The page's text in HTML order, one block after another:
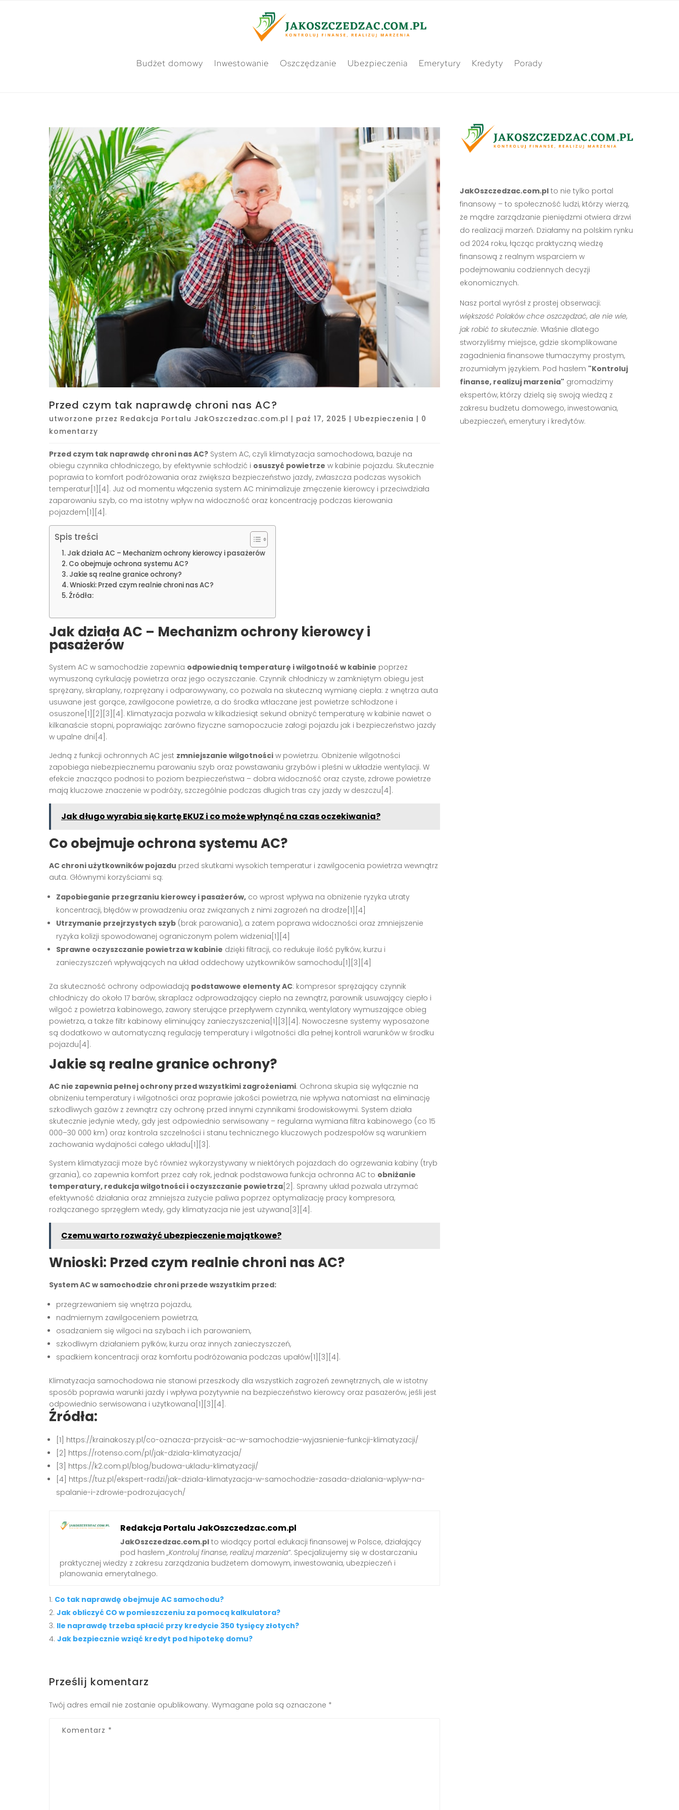
Budżet domowy Inwestowanie Oszczędzanie Ubezpieczenia Emerytury Kredyty Porady
Przed czym tak naprawdę chroni nas AC?
utworzone przez Redakcja Portalu JakOszczedzac.com.pl | paź 17, 2025 | Ubezpieczenia | 0
komentarzy
Przed czym tak naprawdę chroni nas AC? System AC, czyli klimatyzacja samochodowa, bazuje na
obiegu czynnika chłodniczego, by efektywnie schłodzić i osuszyć powietrze w kabinie pojazdu. Skutecznie
poprawia to komfort podróżowania oraz zwiększa bezpieczeństwo jazdy, zwłaszcza podczas wysokich
temperatur[1][4]. Już od momentu włączenia system AC minimalizuje zmęczenie kierowcy i przeciwdziała
zaparowaniu szyb, co ma istotny wpływ na widoczność oraz koncentrację podczas kierowania
pojazdem[1][4].
Spis treści
Jak działa AC – Mechanizm ochrony kierowcy i pasażerów
Co obejmuje ochrona systemu AC?
Jakie są realne granice ochrony?
Wnioski: Przed czym realnie chroni nas AC?
Źródła:
Jak działa AC – Mechanizm ochrony kierowcy i
pasażerów
System AC w samochodzie zapewnia odpowiednią temperaturę i wilgotność w kabinie poprzez
wymuszoną cyrkulację powietrza oraz jego oczyszczanie. Czynnik chłodniczy w zamkniętym obiegu jest
sprężany, skraplany, rozprężany i odparowywany, co pozwala na skuteczną wymianę ciepła: z wnętrza auta
usuwane jest gorące, zawilgocone powietrze, a do środka wtłaczane jest powietrze schłodzone i
osuszone[1][2][3][4]. Klimatyzacja pozwala w kilkadziesiąt sekund obniżyć temperaturę w kabinie nawet o
kilkanaście stopni, poprawiając zarówno fizyczne samopoczucie załogi pojazdu jak i bezpieczeństwo jazdy
w upalne dni[4].
Jedną z funkcji ochronnych AC jest zmniejszanie wilgotności w powietrzu. Obniżenie wilgotności
zapobiega niebezpiecznemu parowaniu szyb oraz powstawaniu grzybów i pleśni w układzie wentylacji. W
efekcie znacząco podnosi to poziom bezpieczeństwa – dobra widoczność oraz czyste, zdrowe powietrze
mają kluczowe znaczenie w podróży, szczególnie podczas długich tras czy jazdy w deszczu[4].
Jak długo wyrabia się kartę EKUZ i co może wpłynąć na czas oczekiwania?
Co obejmuje ochrona systemu AC?
AC chroni użytkowników pojazdu przed skutkami wysokich temperatur i zawilgocenia powietrza wewnątrz
auta. Głównymi korzyściami są:
Zapobieganie przegrzaniu kierowcy i pasażerów, co wprost wpływa na obniżenie ryzyka utraty
koncentracji, błędów w prowadzeniu oraz związanych z nimi zagrożeń na drodze[1][4]
Utrzymanie przejrzystych szyb (brak parowania), a zatem poprawa widoczności oraz zmniejszenie
ryzyka kolizji spowodowanej ograniczonym polem widzenia[1][4]
Sprawne oczyszczanie powietrza w kabinie dzięki filtracji, co redukuje ilość pyłków, kurzu i
zanieczyszczeń wpływających na układ oddechowy użytkowników samochodu[1][3][4]
Za skuteczność ochrony odpowiadają podstawowe elementy AC: kompresor sprężający czynnik
chłodniczy do około 17 barów, skraplacz odprowadzający ciepło na zewnątrz, parownik usuwający ciepło i
wilgoć z powietrza kabinowego, zawory sterujące przepływem czynnika, wentylatory wymuszające obieg
powietrza, a także filtr kabinowy eliminujący zanieczyszczenia[1][3][4]. Nowoczesne systemy wyposażone
są dodatkowo w automatyczną regulację temperatury i wilgotności dla pełnej kontroli warunków w środku
pojazdu[4].
Jakie są realne granice ochrony?
AC nie zapewnia pełnej ochrony przed wszystkimi zagrożeniami. Ochrona skupia się wyłącznie na
obniżeniu temperatury i wilgotności oraz poprawie jakości powietrza, nie wpływa natomiast na eliminację
szkodliwych gazów z zewnątrz czy ochronę przed innymi czynnikami środowiskowymi. System działa
skutecznie jedynie wtedy, gdy jest odpowiednio serwisowany – regularna wymiana filtra kabinowego (co 15
000–30 000 km) oraz kontrola szczelności i stanu technicznego kluczowych podzespołów są warunkiem
zachowania wydajności całego układu[1][3].
System klimatyzacji może być również wykorzystywany w niektórych pojazdach do ogrzewania kabiny (tryb
grzania), co zapewnia komfort przez cały rok, jednak podstawowa funkcja ochronna AC to obniżanie
temperatury, redukcja wilgotności i oczyszczanie powietrza [2]. Sprawny układ pozwala utrzymać
efektywność działania oraz zmniejsza zużycie paliwa poprzez optymalizację pracy kompresora,
rozłączanego sprzęgłem wtedy, gdy klimatyzacja nie jest używana[3][4].
Czemu warto rozważyć ubezpieczenie majątkowe?
Wnioski: Przed czym realnie chroni nas AC?
System AC w samochodzie chroni przede wszystkim przed:
przegrzewaniem się wnętrza pojazdu,
nadmiernym zawilgoceniem powietrza,
osadzaniem się wilgoci na szybach i ich parowaniem,
szkodliwym działaniem pyłków, kurzu oraz innych zanieczyszczeń,
spadkiem koncentracji oraz komfortu podróżowania podczas upałów[1][3][4].
Klimatyzacja samochodowa nie stanowi przeszkody dla wszystkich zagrożeń zewnętrznych, ale w istotny
sposób poprawia warunki jazdy i wpływa pozytywnie na bezpieczeństwo kierowcy oraz pasażerów, jeśli jest
odpowiednio serwisowana i użytkowana[1][3][4].
Źródła:
[1] https://krainakoszy.pl/co-oznacza-przycisk-ac-w-samochodzie-wyjasnienie-funkcji-klimatyzacji/
[2] https://rotenso.com/pl/jak-dziala-klimatyzacja/
[3] https://k2.com.pl/blog/budowa-ukladu-klimatyzacji/
[4] https://tuz.pl/ekspert-radzi/jak-dziala-klimatyzacja-w-samochodzie-zasada-dzialania-wplyw-na-
spalanie-i-zdrowie-podrozujacych/
Redakcja Portalu JakOszczedzac.com.pl
JakOszczedzac.com.pl to wiodący portal edukacji finansowej w Polsce, działający
pod hasłem„Kontroluj finanse, realizuj marzenia”. Specjalizujemy się w dostarczaniu
praktycznej wiedzy z zakresu zarządzania budżetem domowym, inwestowania, ubezpieczeń i
planowania emerytalnego.
Co tak naprawdę obejmuje AC samochodu?
Jak obliczyć CO w pomieszczeniu za pomocą kalkulatora?
Ile naprawdę trzeba spłacić przy kredycie 350 tysięcy złotych?
Jak bezpiecznie wziąć kredyt pod hipotekę domu?
Prześlij komentarz
Twój adres email nie zostanie opublikowany. Wymagane pola są oznaczone *
JakOszczedzac.com.plto nie tylko portal
finansowy – to społeczność ludzi, którzy wierzą,
że mądre zarządzanie pieniędzmi otwiera drzwi
do realizacji marzeń. Działamy na polskim rynku
od 2024 roku, łącząc praktyczną wiedzę
finansową z realnym wsparciem w
podejmowaniu codziennych decyzji
ekonomicznych.
Nasz portal wyrósł z prostej obserwacji:
większość Polaków chce oszczędzać, ale nie wie,
jak robić to skutecznie. Właśnie dlatego
stworzyliśmy miejsce, gdzie skomplikowane
zagadnienia finansowe tłumaczymy prostym,
zrozumiałym językiem. Pod hasłem "Kontroluj
finanse, realizuj marzenia" gromadzimy
ekspertów, którzy dzielą się swoją wiedzą z
zakresu budżetu domowego, inwestowania,
ubezpieczeń, emerytury i kredytów.